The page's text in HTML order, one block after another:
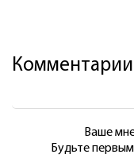
Комментарии
Ваше
Будьте